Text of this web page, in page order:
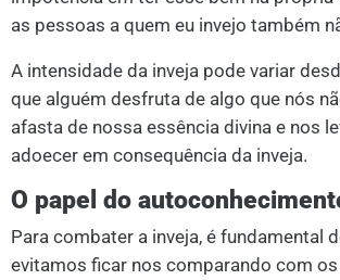
as pessoas a quem eu invejo também
A intensidade da inveja pode variar
que alguém desfruta de algo que nós
afasta de nossa essência divina e nos
adoecer em consequência da inveja.
O papel do
Para combater a inveja, é fundamental
evitamos ficar nos comparando com